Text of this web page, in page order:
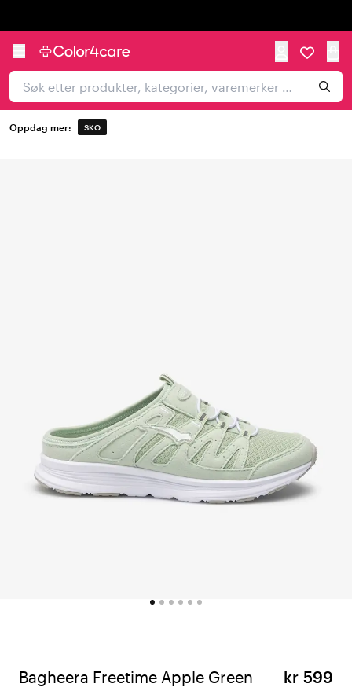
Oppdag mer: SKO
Bagheera Freetime Apple Green
kr 599